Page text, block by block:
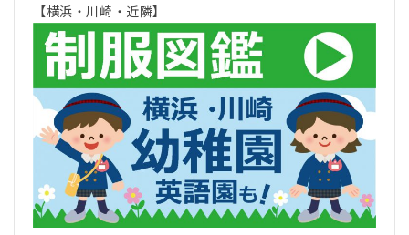
【横浜・川崎・近隣】